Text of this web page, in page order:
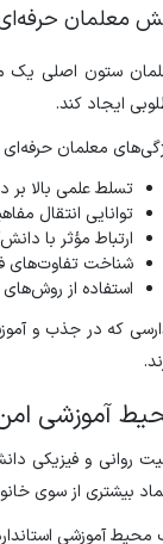
معلمان
ستون اصلی یک
ایجاد کند.
معلمان
تسلط علمی بالا بر
توانایی انتقال
ارتباط مؤثر با
شناخت تفاوت‌های
استفاده از
که در جذب و
آموزشی امن
روانی و فیزیکی
بیشتری از سوی
آموزشی